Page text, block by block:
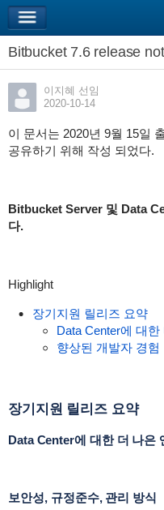
Bitbucket 7.6 release
이지혜 선임
2020-10-14
이 문서는 2020년 9월 15일
공유하기 위해 작성 되었다.
Bitbucket Server 및 Data
다.
Highlight
장기지원 릴리즈 요약
Data Center에 대
향상된 개발자 경험
장기지원 릴리즈 요약
Data Center에 대한 더 나은
보안성, 규정준수, 관리 방식